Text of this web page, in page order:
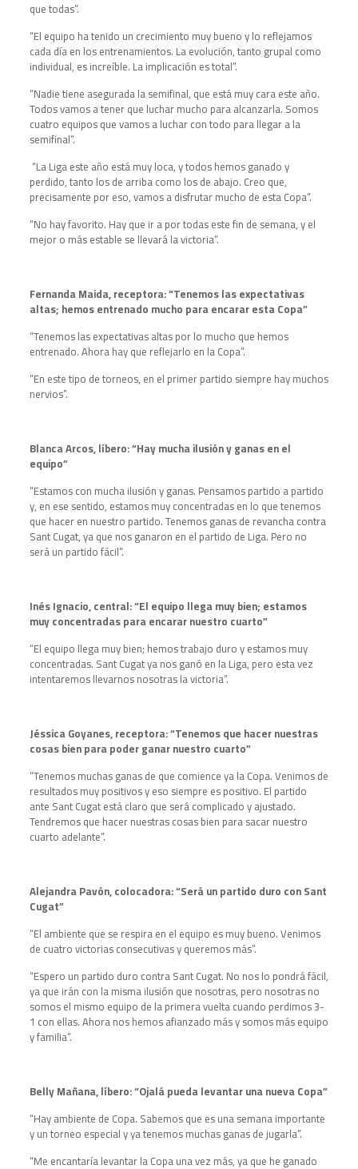
que todas”.
“El equipo ha tenido un crecimiento muy bueno y lo reflejamos
cada día en los entrenamientos. La evolución, tanto grupal como
individual, es increíble. La implicación es total”.
“Nadie tiene asegurada la semifinal, que está muy cara este año.
Todos vamos a tener que luchar mucho para alcanzarla. Somos
cuatro equipos que vamos a luchar con todo para llegar a la
semifinal”.
“La Liga este año está muy loca, y todos hemos ganado y
perdido, tanto los de arriba como los de abajo. Creo que,
precisamente por eso, vamos a disfrutar mucho de esta Copa”.
“No hay favorito. Hay que ir a por todas este fin de semana, y el
mejor o más estable se llevará la victoria”.
Fernanda Maida, receptora: “Tenemos las expectativas
altas; hemos entrenado mucho para encarar esta Copa”
“Tenemos las expectativas altas por lo mucho que hemos
entrenado. Ahora hay que reflejarlo en la Copa”.
“En este tipo de torneos, en el primer partido siempre hay muchos
nervios”.
Blanca Arcos, líbero: “Hay mucha ilusión y ganas en el
equipo”
“Estamos con mucha ilusión y ganas. Pensamos partido a partido
y, en ese sentido, estamos muy concentradas en lo que tenemos
que hacer en nuestro partido. Tenemos ganas de revancha contra
Sant Cugat, ya que nos ganaron en el partido de Liga. Pero no
será un partido fácil”.
Inés Ignacio, central: “El equipo llega muy bien; estamos
muy concentradas para encarar nuestro cuarto”
“El equipo llega muy bien; hemos trabajo duro y estamos muy
concentradas. Sant Cugat ya nos ganó en la Liga, pero esta vez
intentaremos llevarnos nosotras la victoria”.
Jéssica Goyanes, receptora: “Tenemos que hacer nuestras
cosas bien para poder ganar nuestro cuarto”
“Tenemos muchas ganas de que comience ya la Copa. Venimos de
resultados muy positivos y eso siempre es positivo. El partido
ante Sant Cugat está claro que será complicado y ajustado.
Tendremos que hacer nuestras cosas bien para sacar nuestro
cuarto adelante”.
Alejandra Pavón, colocadora: “Será un partido duro con Sant
Cugat”
“El ambiente que se respira en el equipo es muy bueno. Venimos
de cuatro victorias consecutivas y queremos más”.
“Espero un partido duro contra Sant Cugat. No nos lo pondrá fácil,
ya que irán con la misma ilusión que nosotras, pero nosotras no
somos el mismo equipo de la primera vuelta cuando perdimos 3-
1 con ellas. Ahora nos hemos afianzado más y somos más equipo
y familia”.
Belly Mañana, líbero: “Ojalá pueda levantar una nueva Copa”
“Hay ambiente de Copa. Sabemos que es una semana importante
y un torneo especial y ya tenemos muchas ganas de jugarla”.
“Me encantaría levantar la Copa una vez más, ya que he ganado